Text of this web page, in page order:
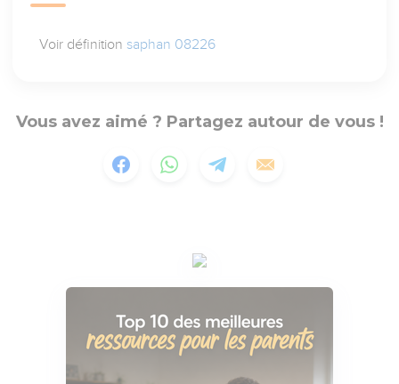
Voir définition saphan 08226
Vous avez aimé ? Partagez autour de vous !